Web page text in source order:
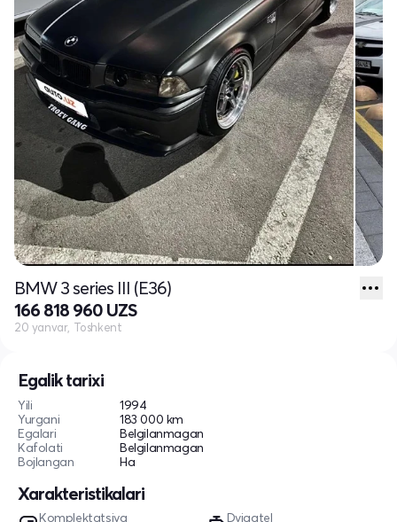
Egalik tarixi
Yili
1994
Yurgani
183 000 km
Egalari
Belgilanmagan
Kafolati
Belgilanmagan
Bojlangan
Ha
Xarakteristikalari
Komplektatsiya
Dvigatel
BMW 3 series III (E36)
166 818 960 UZS
20 yanvar, Toshkent